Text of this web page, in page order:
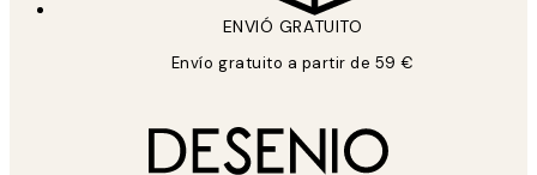
ENVIÓ GRATUITO
Envío gratuito a partir de 59 €